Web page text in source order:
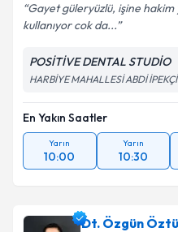
Gayet güleryüzlü, işine
kullanıyor cok da...
POSİTİVE DENTAL STUDİO
HARBİYE MAHALLESİ ABDİ
En Yakın Saatler
Yarın
10:00
Yarın
10:30
Dt. Özgün